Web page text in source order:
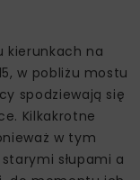
kierunkach na
w pobliżu mostu
spodziewają się
Kilkakrotne
w tym
słupami a